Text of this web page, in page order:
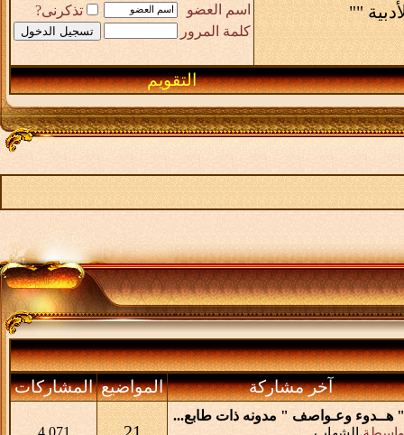
"" اسم العضو
تذكرنى?
كلمة المرور
التقويم
آخر مشاركة المواضيع المشاركات
" هــدوء وعـواصف " مدونه ذات طابع...
4,071